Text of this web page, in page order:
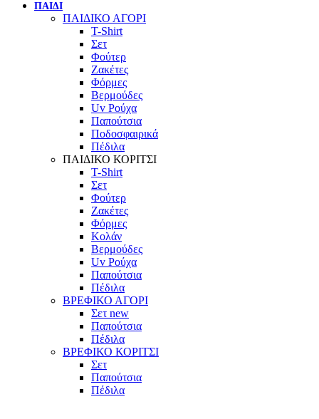
ΠΑΙΔΙ
ΠΑΙΔΙΚΟ ΑΓΟΡΙ
T-Shirt
Σετ
Φούτερ
Ζακέτες
Φόρμες
Βερμούδες
Uv Ρούχα
Παπούτσια
Ποδοσφαιρικά
Πέδιλα
ΠΑΙΔΙΚΟ ΚΟΡΙΤΣΙ
T-Shirt
Σετ
Φούτερ
Ζακέτες
Φόρμες
Κολάν
Βερμούδες
Uv Ρούχα
Παπούτσια
Πέδιλα
ΒΡΕΦΙΚΟ ΑΓΟΡΙ
Σετ new
Παπούτσια
Πέδιλα
ΒΡΕΦΙΚΟ ΚΟΡΙΤΣΙ
Σετ
Παπούτσια
Πέδιλα